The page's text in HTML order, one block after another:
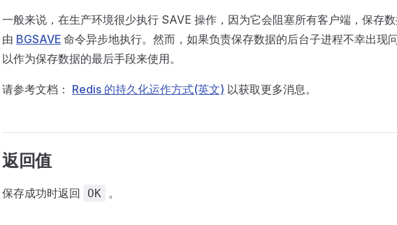
一般来说，在生产环境很少执行 SAVE 操作，因为它会阻塞所有客户端，保存
由 BGSAVE 命令异步地执行。然而，如果负责保存数据的后台子进程不幸出现
以作为保存数据的最后手段来使用。
请参考文档： Redis 的持久化运作方式(英文) 以获取更多消息。
返回值
保存成功时返回 OK 。